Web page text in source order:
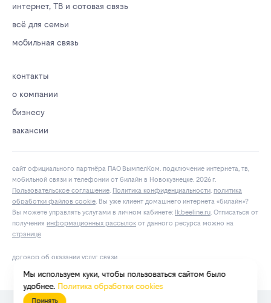
интернет, ТВ и сотовая связь
всё для семьи
мобильная связь
контакты
о компании
бизнесу
вакансии
сайт официального партнёра ПАО ВымпелКом. подключение интернета, тв,
мобильной связи и телефонии от билайн в Новокузнецке. 2026 г.
Пользовательское соглашение Политика конфиденциальности политика
обработки файлов cookie . Вы уже клиент домашнего интернета «билайн»?
Вы можете управлять услугами в личнoм кaбинeтe: lk.bееlinе.ru . Отписаться от
получения информационных рассылок от данного ресурса можно на
странице
договор об оказании услуг связи
Мы используем куки, чтобы пользоваться сайтом было
удобнее. Политика обработки cookies
Принять